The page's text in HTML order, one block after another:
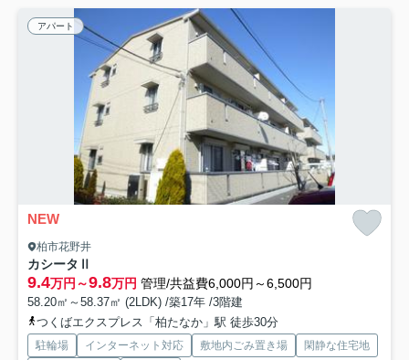
アパート
NEW
柏市花野井
カシータⅡ
9.4万円～9.8万円 管理/共益費6,000円～6,500円
58.20㎡～58.37㎡ (2LDK) /築17年 /3階建
つくばエクスプレス「柏たなか」駅 徒歩30分
駐輪場 インターネット対応 敷地内ごみ置き場 閑静な住宅地